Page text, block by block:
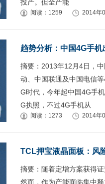
投产。但全产能
阅读：1259 2014年
趋势分析：中国4G手
摘要：2013年12月4日，
动、中国联通及中国电信
G时代，今年起中国4G手
G执照，不过4G手机从
阅读：1273 2014年
TCL押宝液晶面板：风
摘要：随着定增方案获得
然而，作为产能面临集中